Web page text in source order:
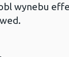
wynebu